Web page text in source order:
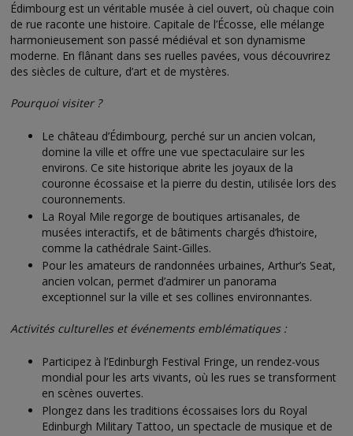
Édimbourg est un véritable musée à ciel ouvert, où chaque coin
de rue raconte une histoire. Capitale de l’Écosse, elle mélange
harmonieusement son passé médiéval et son dynamisme
moderne. En flânant dans ses ruelles pavées, vous découvrirez
des siècles de culture, d’art et de mystères.
Pourquoi visiter ?
Le château d’Édimbourg, perché sur un ancien volcan,
domine la ville et offre une vue spectaculaire sur les
environs. Ce site historique abrite les joyaux de la
couronne écossaise et la pierre du destin, utilisée lors des
couronnements.
La Royal Mile regorge de boutiques artisanales, de
musées interactifs, et de bâtiments chargés d’histoire,
comme la cathédrale Saint-Gilles.
Pour les amateurs de randonnées urbaines, Arthur’s Seat,
ancien volcan, permet d’admirer un panorama
exceptionnel sur la ville et ses collines environnantes.
Activités culturelles et événements emblématiques :
Participez à l’Edinburgh Festival Fringe, un rendez-vous
mondial pour les arts vivants, où les rues se transforment
en scènes ouvertes.
Plongez dans les traditions écossaises lors du Royal
Edinburgh Military Tattoo, un spectacle de musique et de